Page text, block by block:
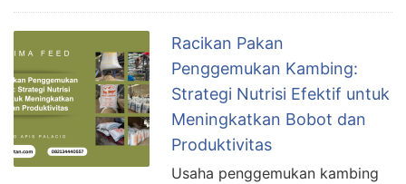
Racikan Pakan
Penggemukan Kambing:
Strategi Nutrisi Efektif untuk
Meningkatkan Bobot dan
Produktivitas
Usaha penggemukan kambing